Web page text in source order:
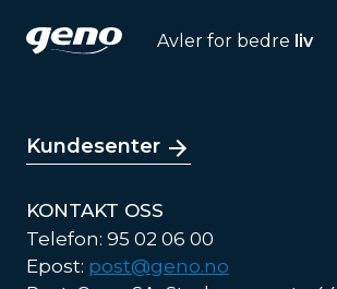
Avler for bedre liv
Kundesenter
KONTAKT OSS
Telefon: 95 02 06 00
Epost: post@geno.no